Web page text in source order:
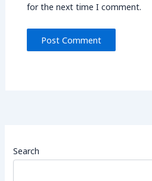
for the next time I comment.
Search